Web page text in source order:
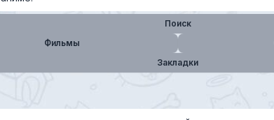
(необязательно)
Пoиск
Фильмы
Закладки